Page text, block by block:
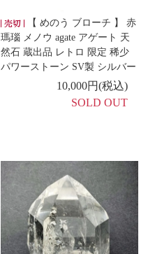
【 めのう ブローチ 】 赤
瑪瑙 メノウ agate アゲート 天
然石 蔵出品 レトロ 限定 稀少
パワーストーン SV製 シルバー
10,000円(税込)
SOLD OUT